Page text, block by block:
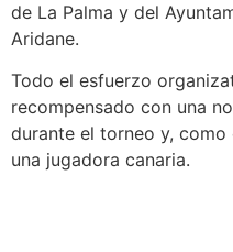
de La Palma y del
Aridane.
Todo el esfuerzo
recompensado con una
durante el torneo y,
una jugadora canaria.